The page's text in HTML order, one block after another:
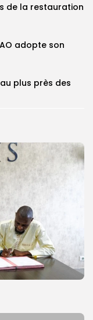
de la restauration
adopte son
plus près des